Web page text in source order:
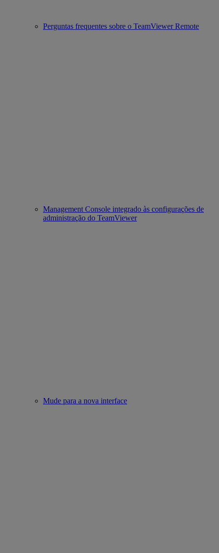
Perguntas frequentes sobre o TeamViewer Remote
Management Console integrado às configurações de
administração do TeamViewer
Mude para a nova interface